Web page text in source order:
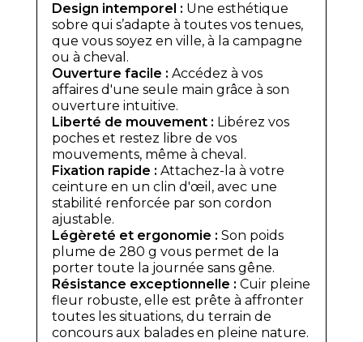
Design intemporel : Une esthétique
sobre qui s’adapte à toutes vos tenues,
que vous soyez en ville, à la campagne
ou à cheval.
Ouverture facile : Accédez à vos
affaires d'une seule main grâce à son
ouverture intuitive.
Liberté de mouvement : Libérez vos
poches et restez libre de vos
mouvements, même à cheval.
Fixation rapide : Attachez-la à votre
ceinture en un clin d'œil, avec une
stabilité renforcée par son cordon
ajustable.
Légèreté et ergonomie : Son poids
plume de 280 g vous permet de la
porter toute la journée sans gêne.
Résistance exceptionnelle : Cuir pleine
fleur robuste, elle est prête à affronter
toutes les situations, du terrain de
concours aux balades en pleine nature.